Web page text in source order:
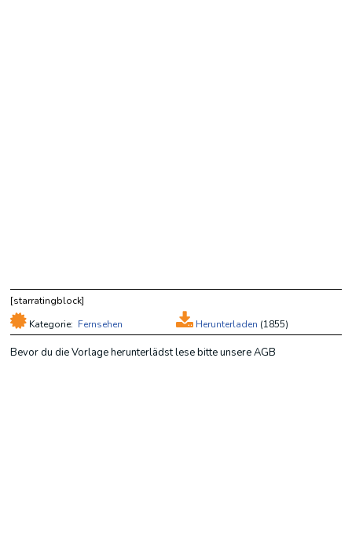
[starratingblock]
Herunterladen (1855)
Kategorie: Fernsehen
Bevor du die Vorlage herunterlädst lese bitte unsere AGB